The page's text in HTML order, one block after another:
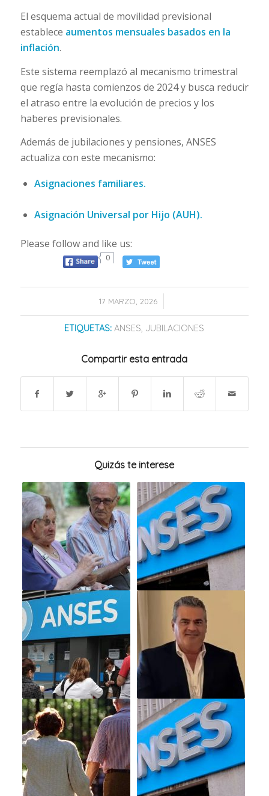
El esquema actual de movilidad previsional
establece aumentos mensuales basados en la
inflación.
Este sistema reemplazó al mecanismo trimestral
que regía hasta comienzos de 2024 y busca reducir
el atraso entre la evolución de precios y los
haberes previsionales.
Además de jubilaciones y pensiones, ANSES
actualiza con este mecanismo:
Asignaciones familiares.
Asignación Universal por Hijo (AUH).
Please follow and like us:
0
17 MARZO, 2026
/
ETIQUETAS: ANSES, JUBILACIONES
Compartir esta entrada
Quizás te interese